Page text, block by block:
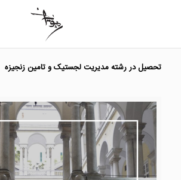
تحصیل در رشته مدیریت لجستیک و تامین زنجیزه